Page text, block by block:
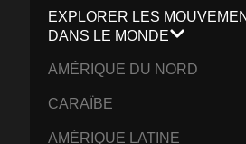
EXPLORER LES
DANS LE MONDE
AMÉRIQUE DU NORD
CARAÏBE
AMÉRIQUE LATINE